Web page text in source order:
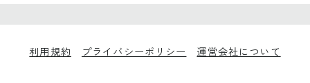
利用規約 プライバシーポリシー 運営会社について